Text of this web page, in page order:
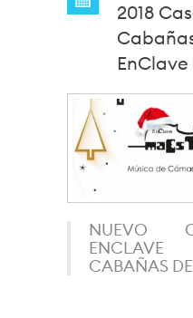
2018
NUEVO
ENCLAVE
CABAÑAS